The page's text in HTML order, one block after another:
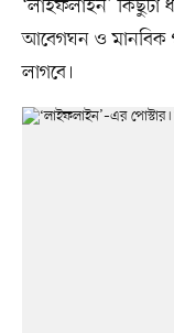
‘লাইফলাইন’ কিছুটা
আবেগঘন ও মানবিক
লাগবে।